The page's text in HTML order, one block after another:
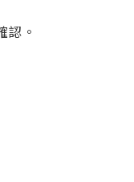
認。